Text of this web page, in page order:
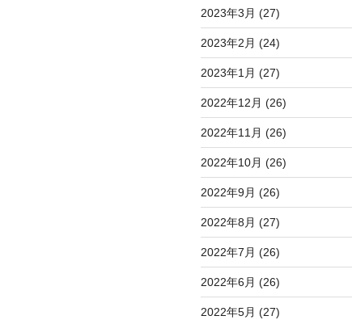
2023年3月 (27)
2023年2月 (24)
2023年1月 (27)
2022年12月 (26)
2022年11月 (26)
2022年10月 (26)
2022年9月 (26)
2022年8月 (27)
2022年7月 (26)
2022年6月 (26)
2022年5月 (27)